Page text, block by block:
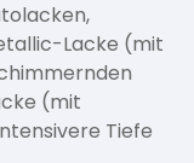
Lacke (mit
(mit
Tiefe